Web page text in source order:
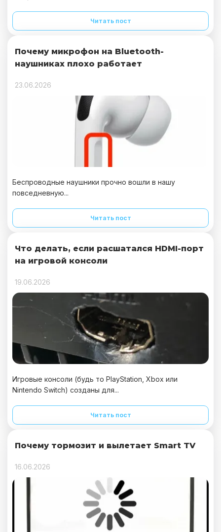
Читать пост
Почему микрофон на Bluetooth-
наушниках плохо работает
23.06.2026
Беспроводные наушники прочно вошли в нашу
повседневную...
Читать пост
Что делать, если расшатался HDMI-порт
на игровой консоли
19.06.2026
Игровые консоли (будь то PlayStation, Xbox или
Nintendo Switch) созданы для...
Читать пост
Почему тормозит и вылетает Smart TV
16.06.2026